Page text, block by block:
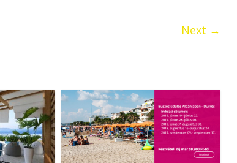
Next →